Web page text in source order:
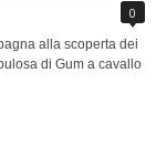
0
alla scoperta dei
di Gum a cavallo